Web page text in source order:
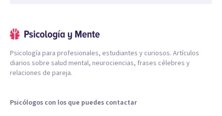
Psicología para profesionales, estudiantes y curiosos. Artículos
diarios sobre salud mental, neurociencias, frases célebres y
relaciones de pareja.
Psicólogos con los que puedes contactar